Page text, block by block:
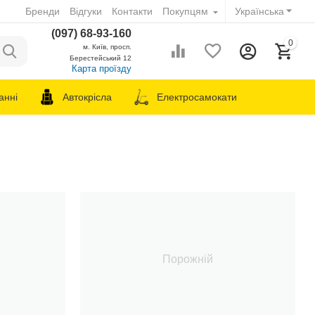
Українська
Бренди Відгуки Контакти Покупцям
(097) 68-93-160
м. Київ, просп.
Берестейський 12
Карта проїзду
0
Автокрісла Електросамокати
Порожній